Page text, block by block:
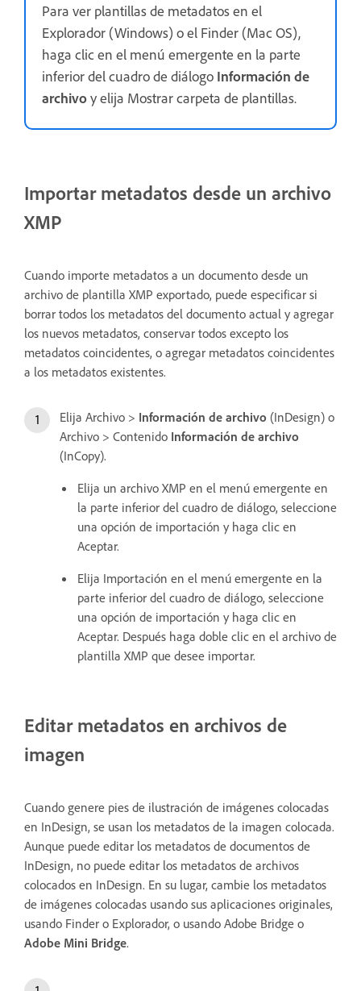
Para ver plantillas de metadatos en el
Explorador (Windows) o el Finder (Mac OS),
haga clic en el menú emergente en la parte
inferior del cuadro de diálogo Información de
archivoy elija Mostrar carpeta de plantillas.
Importar metadatos desde un archivo
XMP
Cuando importe metadatos a un documento desde un
archivo de plantilla XMP exportado, puede especificar si
borrar todos los metadatos del documento actual y agregar
los nuevos metadatos, conservar todos excepto los
metadatos coincidentes, o agregar metadatos coincidentes
a los metadatos existentes.
Elija Archivo > Información de archivo (InDesign) o
Archivo > Contenido Información de archivo
(InCopy).
Elija un archivo XMP en el menú emergente en
la parte inferior del cuadro de diálogo, seleccione
una opción de importación y haga clic en
Aceptar.
Elija Importación en el menú emergente en la
parte inferior del cuadro de diálogo, seleccione
una opción de importación y haga clic en
Aceptar. Después haga doble clic en el archivo de
plantilla XMP que desee importar.
Editar metadatos en archivos de
imagen
Cuando genere pies de ilustración de imágenes colocadas
en InDesign, se usan los metadatos de la imagen colocada.
Aunque puede editar los metadatos de documentos de
InDesign, no puede editar los metadatos de archivos
colocados en InDesign. En su lugar, cambie los metadatos
de imágenes colocadas usando sus aplicaciones originales,
usando Finder o Explorador, o usando Adobe Bridge o
Adobe Mini Bridge.